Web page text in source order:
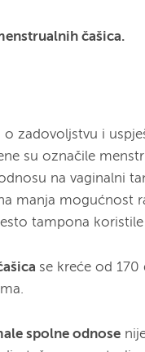
čašica.
o zadovoljstvu i
su označile
na vaginalni
manja mogućnost
tampona koristile
se kreće od
spolne odnose